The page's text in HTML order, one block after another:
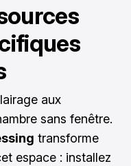
aux
sans fenêtre.
transforme
espace : installez